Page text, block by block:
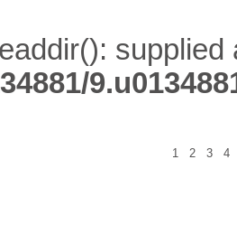
1 2 3 4